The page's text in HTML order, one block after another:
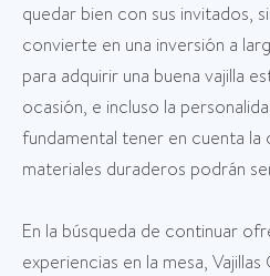
quedar bien con sus invitados,
convierte en una inversión a
para adquirir una buena vajilla
ocasión, e incluso la
fundamental tener en cuenta la
materiales duraderos podrán
En la búsqueda de continuar
experiencias en la mesa,